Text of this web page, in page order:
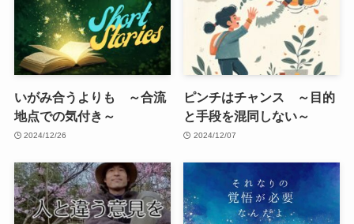
いがみ合うよりも ～合流
地点での気付き～
2024/12/26
ピンチはチャンス ～目的
と手段を混同しない～
2024/12/07